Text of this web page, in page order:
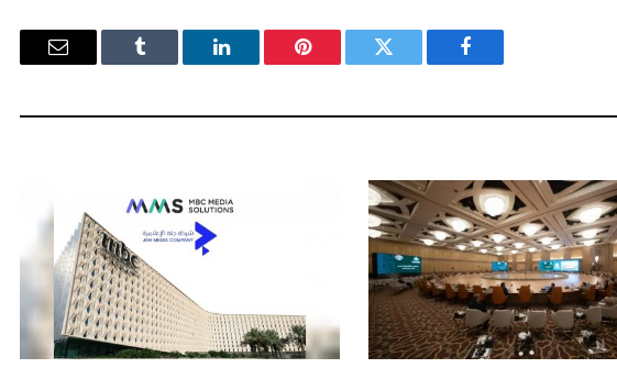
فيسبوك تويتر بينتيريستلينكدإن Tumblr
البريد